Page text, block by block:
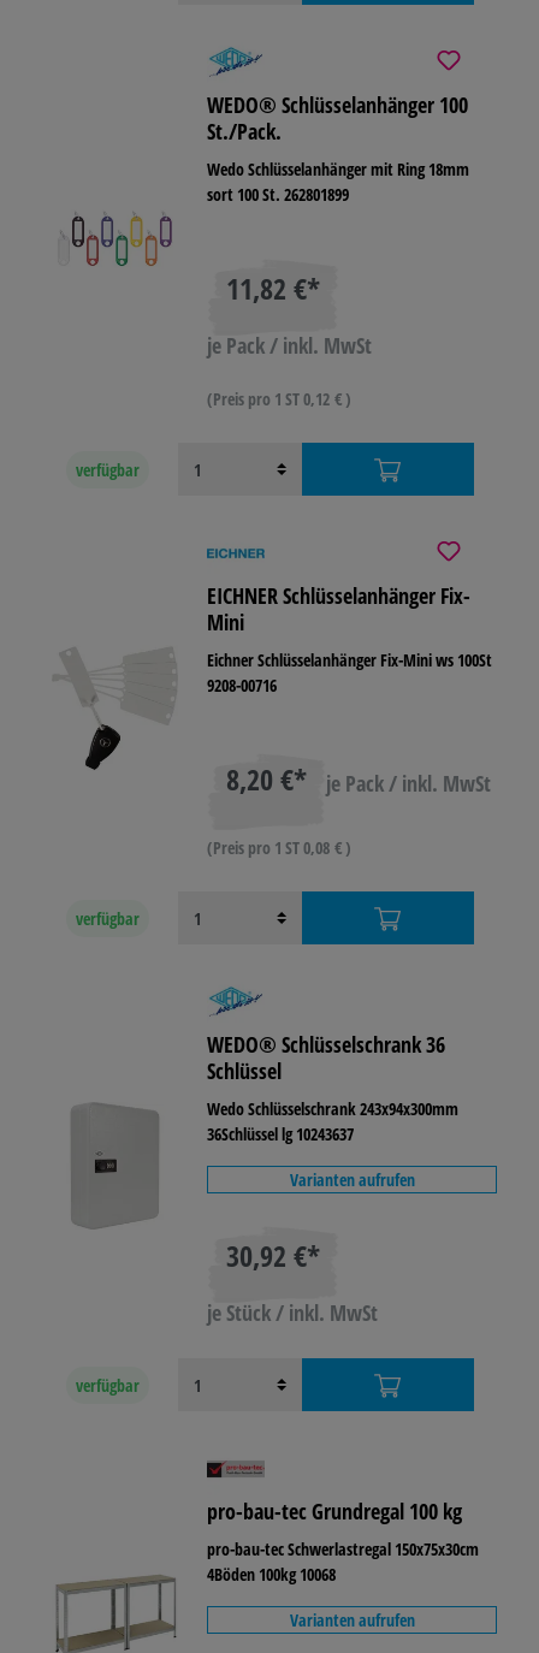
WEDO® Schlüsselanhänger 100
St./Pack.
Wedo Schlüsselanhänger mit Ring 18mm
sort 100 St. 262801899
11,82 €*
je Pack / inkl. MwSt
(Preis pro 1 ST 0,12 € )
verfügbar
EICHNER Schlüsselanhänger Fix-
Mini
Eichner Schlüsselanhänger Fix-Mini ws 100St
9208-00716
8,20 €* je Pack / inkl. MwSt
(Preis pro 1 ST 0,08 € )
verfügbar
WEDO® Schlüsselschrank 36
Schlüssel
Wedo Schlüsselschrank 243x94x300mm
36Schlüssel lg 10243637
Varianten aufrufen
30,92 €*
je Stück / inkl. MwSt
verfügbar
pro-bau-tec Grundregal 100 kg
pro-bau-tec Schwerlastregal 150x75x30cm
4Böden 100kg 10068
Varianten aufrufen